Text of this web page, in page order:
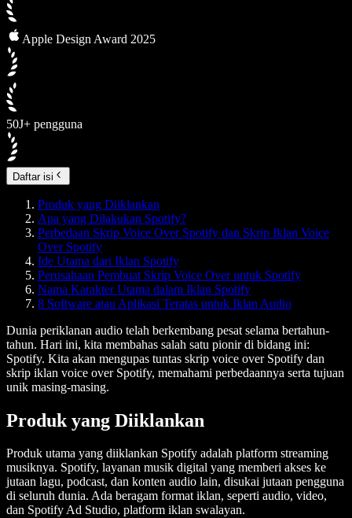
Apple Design Award 2025
50J+ pengguna
Daftar isi
Produk yang Diiklankan
Apa yang Dilakukan Spotify?
Perbedaan Skrip Voice Over Spotify dan Skrip Iklan Voice
Over Spotify
Ide Utama dari Iklan Spotify
Perusahaan Pembuat Skrip Voice Over untuk Spotify
Nama Karakter Utama dalam Iklan Spotify
8 Software atau Aplikasi Teratas untuk Iklan Audio
Dunia periklanan audio telah berkembang pesat selama bertahun-
tahun. Hari ini, kita membahas salah satu pionir di bidang ini:
Spotify. Kita akan mengupas tuntas skrip voice over Spotify dan
skrip iklan voice over Spotify, memahami perbedaannya serta tujuan
unik masing-masing.
Produk yang Diiklankan
Produk utama yang diiklankan Spotify adalah platform streaming
musiknya. Spotify, layanan musik digital yang memberi akses ke
jutaan lagu, podcast, dan konten audio lain, disukai jutaan pengguna
di seluruh dunia. Ada beragam format iklan, seperti audio, video,
dan Spotify Ad Studio, platform iklan swalayan.